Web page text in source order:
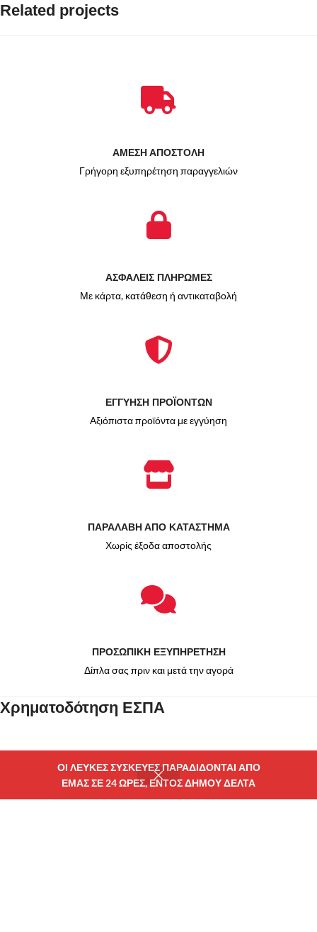
ΟΙ ΛΕΥΚΕΣ ΣΥΣΚΕΥΕΣ ΠΑΡΑΔΙΔΟΝΤΑΙ ΑΠΟ
ΕΜΑΣ ΣΕ 24 ΩΡΕΣ, ΕΝΤΟΣ ΔΗΜΟΥ ΔΕΛΤΑ
Related projects
ΑΜΕΣΗ ΑΠΟΣΤΟΛΗ
Γρήγορη εξυπηρέτηση παραγγελιών
ΑΣΦΑΛΕΙΣ ΠΛΗΡΩΜΕΣ
Με κάρτα, κατάθεση ή αντικαταβολή
ΕΓΓΥΗΣΗ ΠΡΟΪΟΝΤΩΝ
Αξιόπιστα προϊόντα με εγγύηση
ΠΑΡΑΛΑΒΗ ΑΠΟ ΚΑΤΑΣΤΗΜΑ
Χωρίς έξοδα αποστολής
ΠΡΟΣΩΠΙΚΗ ΕΞΥΠΗΡΕΤΗΣΗ
Δίπλα σας πριν και μετά την αγορά
Χρηματοδότηση ΕΣΠΑ
Καλάθι
Λογαριασμού μου